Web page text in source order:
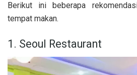
Berikut ini beberapa
tempat makan.
1. Seoul Restaurant